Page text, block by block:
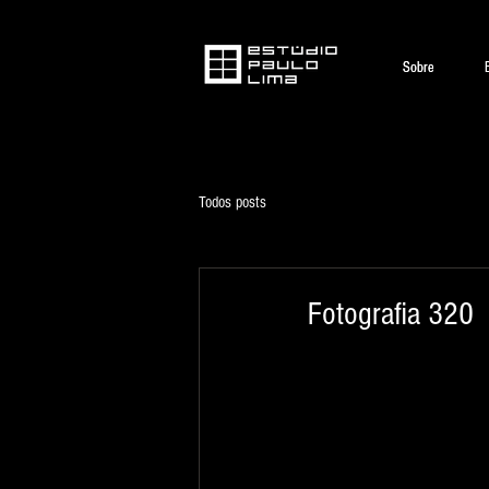
Sobre
Sobre
Todos posts
Fotografia 320